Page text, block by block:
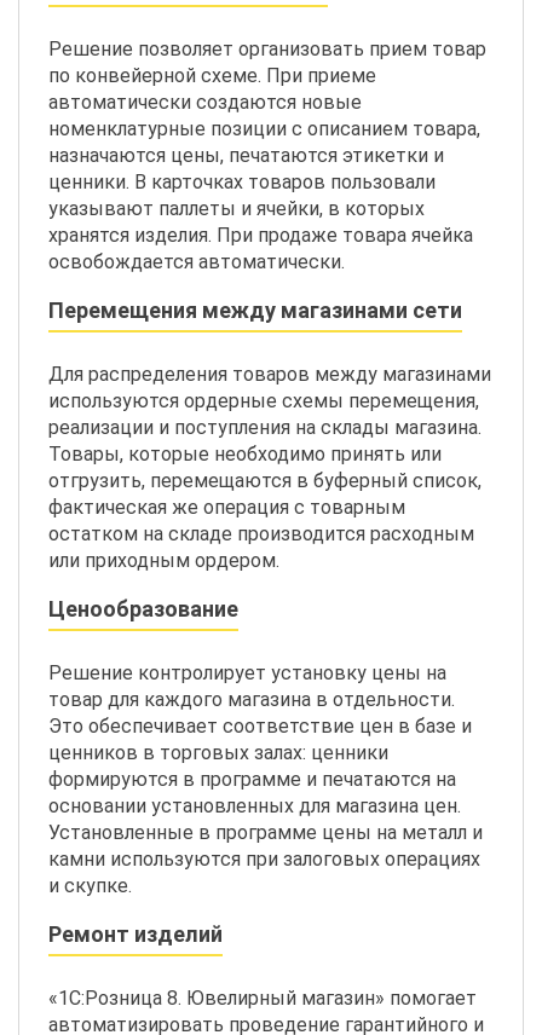
Решение позволяет организовать прием товар
по конвейерной схеме. При приеме
автоматически создаются новые
номенклатурные позиции с описанием товара,
назначаются цены, печатаются этикетки и
ценники. В карточках товаров пользовали
указывают паллеты и ячейки, в которых
хранятся изделия. При продаже товара ячейка
освобождается автоматически.
Перемещения между магазинами сети
Для распределения товаров между магазинами
используются ордерные схемы перемещения,
реализации и поступления на склады магазина.
Товары, которые необходимо принять или
отгрузить, перемещаются в буферный список,
фактическая же операция с товарным
остатком на складе производится расходным
или приходным ордером.
Ценообразование
Решение контролирует установку цены на
товар для каждого магазина в отдельности.
Это обеспечивает соответствие цен в базе и
ценников в торговых залах: ценники
формируются в программе и печатаются на
основании установленных для магазина цен.
Установленные в программе цены на металл и
камни используются при залоговых операциях
и скупке.
Ремонт изделий
«1С:Розница 8. Ювелирный магазин» помогает
автоматизировать проведение гарантийного и